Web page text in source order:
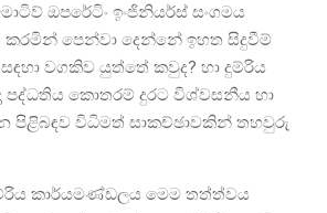
ඔපරේටිං ඉංජිනියර්ස් සංගමය
පෙන්වා දෙන්නේ ඉහත සිදුවීම්
වගකිව යුත්තේ කවුද? හා දුම්රිය
පද්ධතිය කොතරම් දුරට විශ්වසනීය හා
පිළිබඳව විධිමත් සාකච්ඡාවකින් තහවුරු
කාර්යමණ්ඩලය මෙම තත්ත්වය